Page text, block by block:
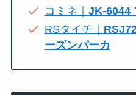
コミネ｜ JK-6044
RSタイチ｜
ーズンパーカ